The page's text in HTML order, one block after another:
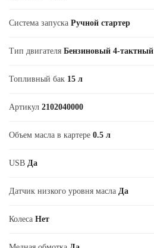
Система запуска Ручной стартер
Тип двигателя Бензиновый 4-тактный
Топливный бак 15 л
Артикул 2102040000
Объем масла в картере 0.5 л
USB Да
Датчик низкого уровня масла Да
Колеса Нет